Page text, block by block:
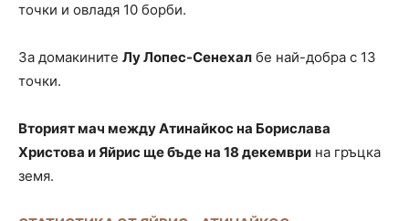
точки и овладя 10 борби.
За домакините Лу Лопес-Сенехал бе най-добра с 13
точки.
Вторият мач между Атинайкос на Борислава
Христова и Яйрис ще бъде на 18 декември на гръцка
земя.